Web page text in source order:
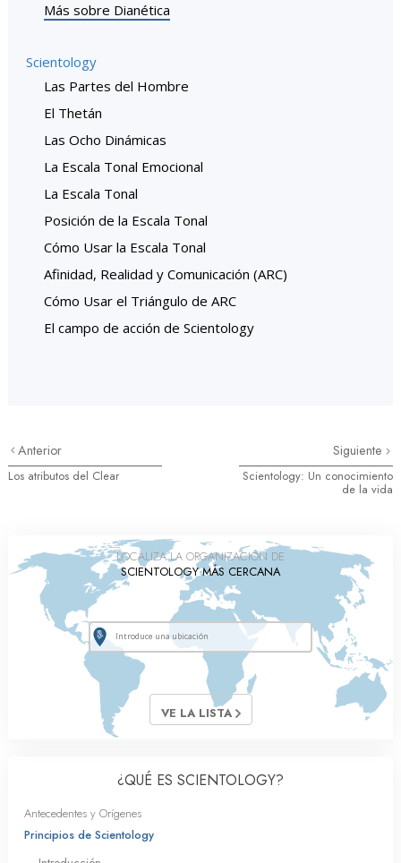
Más sobre Dianética
Scientology
Las Partes del Hombre
El Thetán
Las Ocho Dinámicas
La Escala Tonal Emocional
La Escala Tonal
Posición de la Escala Tonal
Cómo Usar la Escala Tonal
Afinidad, Realidad y Comunicación (ARC)
Cómo Usar el Triángulo de ARC
El campo de acción de Scientology
Anterior
Los atributos del Clear
Siguiente
Scientology: Un conocimiento
de la vida
LOCALIZA LA ORGANIZACIÓN DE
SCIENTOLOGY MÁS CERCANA
VE LA LISTA
¿QUÉ ES SCIENTOLOGY?
Antecedentes y Orígenes
Principios de Scientology